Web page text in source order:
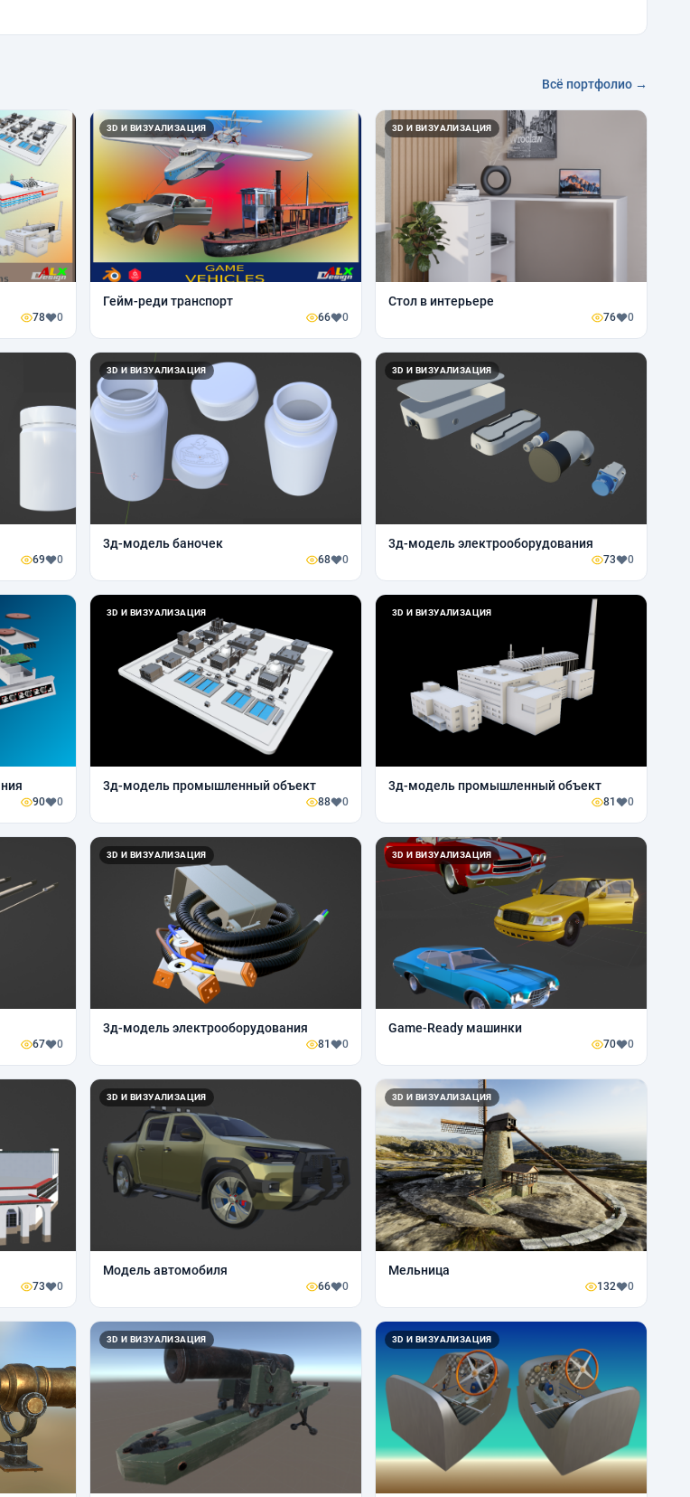
Всё портфолио →
78 0
3D И ВИЗУАЛИЗАЦИЯ
Гейм-реди транспорт
66 0
3D И ВИЗУАЛИЗАЦИЯ
Стол в интерьере
76 0
69 0
3D И ВИЗУАЛИЗАЦИЯ
3д-модель баночек
68 0
3D И ВИЗУАЛИЗАЦИЯ
3д-модель электрооборудования
73 0
90 0
3D И ВИЗУАЛИЗАЦИЯ
3д-модель промышленный объект
88 0
3D И ВИЗУАЛИЗАЦИЯ
3д-модель промышленный объект
81 0
67 0
3D И ВИЗУАЛИЗАЦИЯ
3д-модель электрооборудования
81 0
3D И ВИЗУАЛИЗАЦИЯ
Game-Ready машинки
70 0
73 0
3D И ВИЗУАЛИЗАЦИЯ
Модель автомобиля
66 0
3D И ВИЗУАЛИЗАЦИЯ
Мельница
132 0
3D И ВИЗУАЛИЗАЦИЯ 3D И ВИЗУАЛИЗАЦИЯ